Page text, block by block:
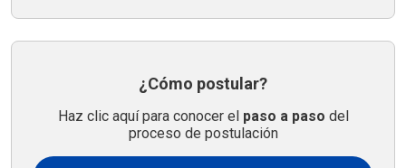
¿Cómo postular?
Haz clic aquí para conocer el paso a paso del
proceso de postulación